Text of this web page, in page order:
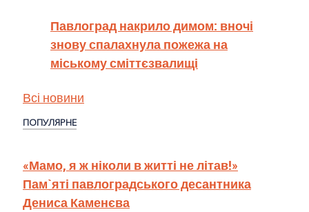
Павлоград накрило димом: вночі
знову спалахнула пожежа на
міському сміттєзвалищі
Всі новини
ПОПУЛЯРНЕ
«Мамо, я ж ніколи в житті не літав!»
Пам`яті павлоградського десантника
Дениса Каменєва